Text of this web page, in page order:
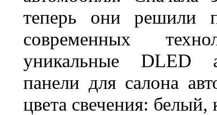
теперь они решили
современных
уникальные DLED
панели для салона
цвета свечения: